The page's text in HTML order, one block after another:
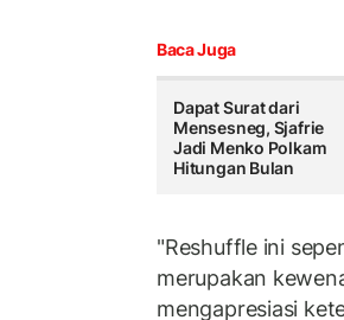
Baca Juga
Dapat Surat dari
Mensesneg, Sjafrie
Jadi Menko Polkam
Hitungan Bulan
"Reshuffle ini
merupakan
mengapresiasi